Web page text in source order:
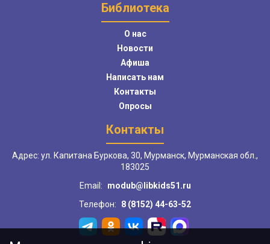
Библиотека
О нас
Новости
Афиша
Написать нам
Контакты
Опросы
Контакты
Адрес: ул. Капитана Буркова, 30, Мурманск, Мурманская обл.,
183025
Email:
modub@libkids51.ru
Телефон:
8 (8152) 44-63-52